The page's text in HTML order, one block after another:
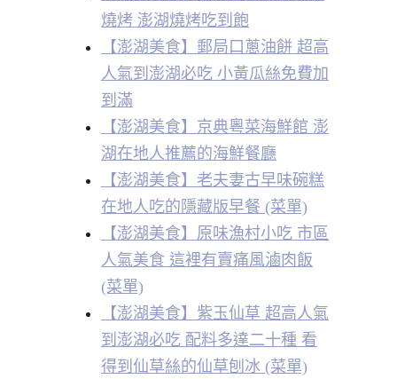
燒烤 澎湖燒烤吃到飽
【澎湖美食】郵局口蔥油餅 超高
人氣到澎湖必吃 小黃瓜絲免費加
到滿
【澎湖美食】京典粵菜海鮮館 澎
湖在地人推薦的海鮮餐廳
【澎湖美食】老夫妻古早味碗糕
在地人吃的隱藏版早餐 (菜單)
【澎湖美食】原味漁村小吃 市區
人氣美食 這裡有賣痛風滷肉飯
(菜單)
【澎湖美食】紫玉仙草 超高人氣
到澎湖必吃 配料多達二十種 看
得到仙草絲的仙草刨冰 (菜單)